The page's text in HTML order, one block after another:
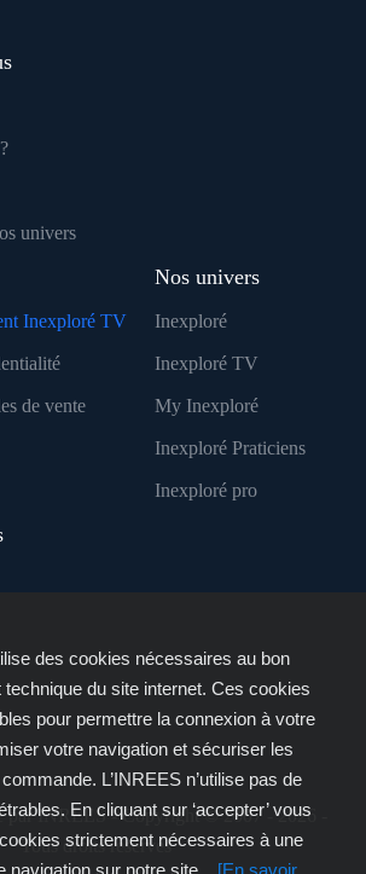
univers
Inexploré TV
de vente
Nos univers
Inexploré
Inexploré TV
My Inexploré
Inexploré Praticiens
Inexploré pro
par INREES - Copyright © 2007 - 2026 -
Tous droits réservés
des cookies nécessaires au bon
du site internet. Ces cookies
pour permettre la connexion à votre
votre navigation et sécuriser les
L’INREES n’utilise pas de
En cliquant sur ‘accepter’ vous
strictement nécessaires à une
navigation sur notre site.
[En savoir